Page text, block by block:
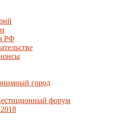
РФ
город
форум